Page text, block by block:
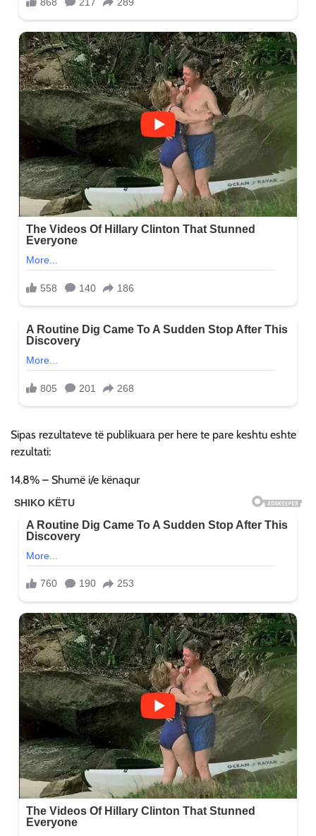
Sipas rezultateve të publikuara per here te pare keshtu eshte
rezultati:
14.8% – Shumë i/e kënaqur